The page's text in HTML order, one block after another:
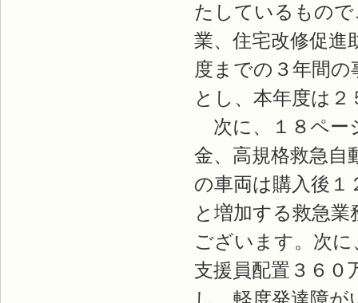
たしているもの
業、住宅改修促進
度までの３年間
とし、本年度は
次に、１８ペー
金、高規格救急自
の車両は購入後
と増加する救急
ございます。次に
支援員配置３６０
し、軽度発達障